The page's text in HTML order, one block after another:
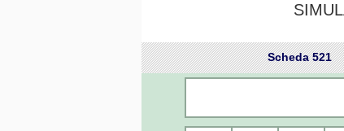
Scheda 521